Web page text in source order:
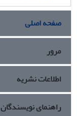
صفحه اصلی
مرور
اطلاعات نشریه
راهنمای نویسندگان